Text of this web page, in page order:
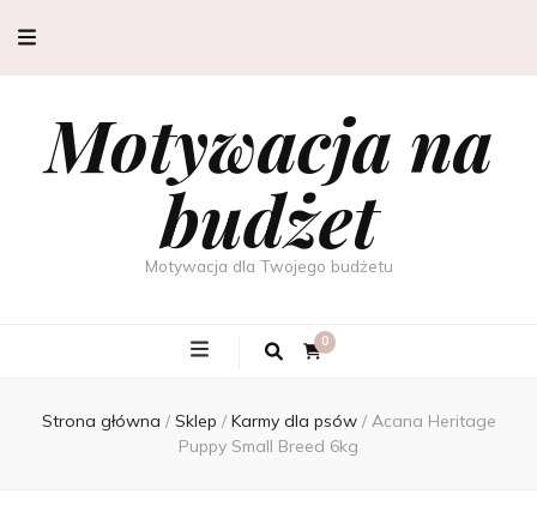
Motywacja na
budżet
Motywacja dla Twojego budżetu
0
Strona główna / Sklep / Karmy dla psów / Acana Heritage
Puppy Small Breed 6kg